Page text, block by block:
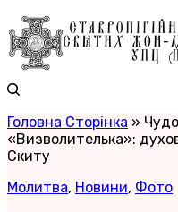
Головна Сторінка »
«Визволителька»:
Скиту
Молитва, Новини, Фото